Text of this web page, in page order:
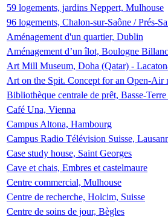
59 logements, jardins Neppert, Mulhouse
96 logements, Chalon-sur-Saône / Prés-
Aménagement d'un quartier, Dublin
Aménagement d’un îlot, Boulogne
Art Mill Museum, Doha (Qatar) -
Art on the Spit. Concept for an Open-Air
Bibliothèque centrale de prêt, Basse-
Café Una, Vienna
Campus Altona, Hambourg
Campus Radio Télévision Suisse,
Case study house, Saint Georges
Cave et chais, Embres et castelmaure
Centre commercial, Mulhouse
Centre de recherche, Holcim, Suisse
Centre de soins de jour, Bègles